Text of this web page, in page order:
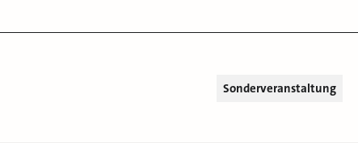
Sonderveranstaltung